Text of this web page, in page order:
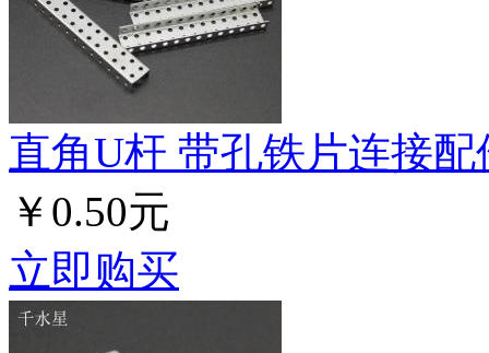
直角U杆 带孔铁片连接配
￥0.50元
立即购买